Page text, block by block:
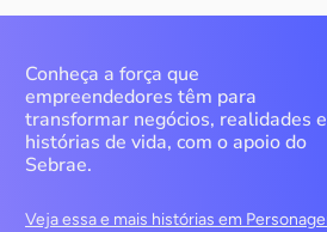
Conheça a força que
empreendedores têm para
transformar negócios, realidades e
histórias de vida, com o apoio do
Sebrae.
Veja essa e mais histórias em